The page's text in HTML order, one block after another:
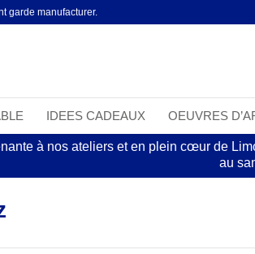
garde manufacturer.
IDEES CADEAUX OEUVRES
à nos ateliers et en plein cœur de
au